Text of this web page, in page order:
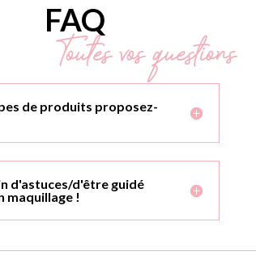
FAQ
Toutes vos questions
de produits proposez-
d'astuces/d'être guidé
maquillage !